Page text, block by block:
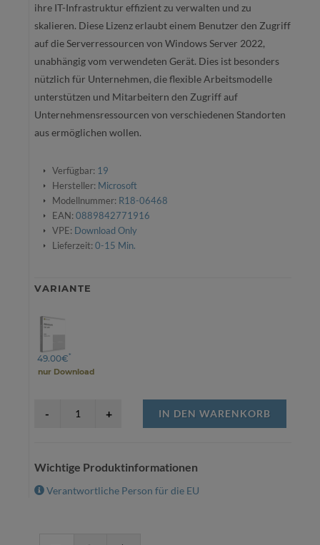
ihre IT-Infrastruktur effizient zu verwalten und zu
skalieren. Diese Lizenz erlaubt einem Benutzer den Zugriff
auf die Serverressourcen von Windows Server 2022,
unabhängig vom verwendeten Gerät. Dies ist besonders
nützlich für Unternehmen, die flexible Arbeitsmodelle
unterstützen und Mitarbeitern den Zugriff auf
Unternehmensressourcen von verschiedenen Standorten
aus ermöglichen wollen.
Verfügbar: 19
Hersteller: Microsoft
Modellnummer: R18-06468
EAN: 0889842771916
VPE: Download Only
Lieferzeit: 0-15 Min.
VARIANTE
49.00€*
nur Download
IN DEN WARENKORB
Wichtige Produktinformationen
Verantwortliche Person für die EU